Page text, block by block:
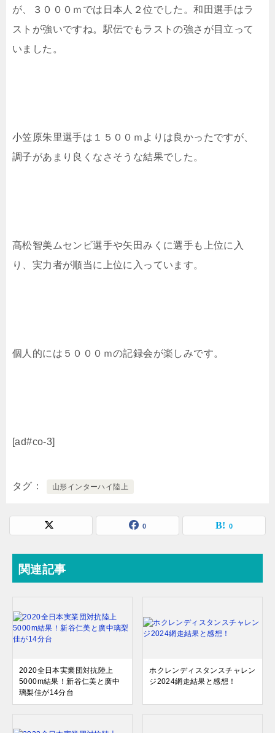
が、３０００ｍでは日本人２位でした。和田選手はラ
ストが強いですね。駅伝でもラストの強さが目立って
いました。
小笠原朱里選手は１５００ｍよりは良かったですが、
調子があまり良くなさそうな結果でした。
髙松智美ムセンビ選手や矢田みくに選手も上位に入
り、実力者が順当に上位に入っています。
個人的には５０００ｍの記録会が楽しみです。
[ad#co-3]
タグ 山形インターハイ陸上
0 0
関連記事
2020全日本実業団対抗陸上
5000m結果！新谷仁美と廣中
璃梨佳が14分台
ホクレンディスタンスチャレン
ジ2024網走結果と感想！